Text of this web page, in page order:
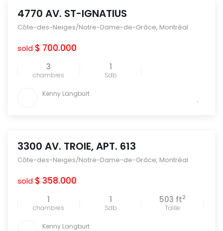
4770 AV. ST-IGNATIUS
Côte-des-Neiges/Notre-Dame-de-Grâce, Montréal
sold $ 700.000
3
chambres
1
Sdb
Kenny Langburt
3300 AV. TROIE, APT. 613
Côte-des-Neiges/Notre-Dame-de-Grâce, Montréal
sold $ 358.000
1
chambres
1
Sdb
503 ft2
Taille
Kenny Langburt